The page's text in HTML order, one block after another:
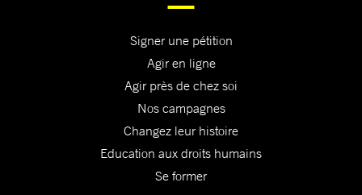
Signer une pétition
Agir en ligne
Agir près de chez soi
Nos campagnes
Changez leur histoire
Education aux droits humains
Se former